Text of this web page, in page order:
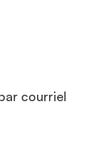
courriel